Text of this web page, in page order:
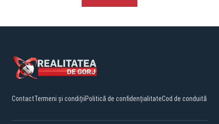
ContactTermeni și condițiiPolitică de confidențialitateCod de conduită